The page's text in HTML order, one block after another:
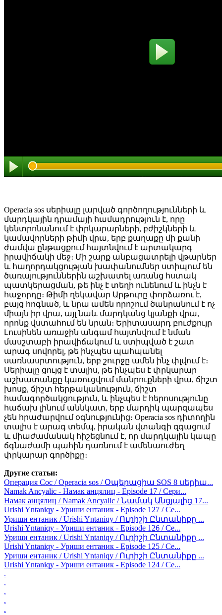
Operacia sos սերիալը լարված գործողությունների և
մարդկային դրամայի համադրություն է, որը
կենտրոնանում է փրկարարների, բժիշկների և
կամավորների թիմի վրա, երբ քաղաքը մի քանի
ժամվա ընթացքում հայտնվում է արտակարգ
իրավիճակի մեջ։ Մի շարք անբացատրելի վթարներ
և հաղորդակցության խափանումներ ստիպում են
ծառայություններին աշխատել առանց հստակ
պատկերացման, թե ինչ է տեղի ունենում և ինչն է
հաջորդը։ Թիմի ղեկավար Արթուրը փորձառու է,
բայց հոգնած, և նրա ամեն որոշում ծանրանում է ոչ
միայն իր վրա, այլ նաև մարդկանց կյանքի վրա,
որոնք վստահում են նրան։ Երիտասարդ բուժքույր
Լուսինեն առաջին անգամ հայտնվում է նման
մասշտաբի իրավիճակում և ստիպված է շատ
արագ սովորել, թե ինչպես պահպանել
սառնասրտություն, երբ շուրջը ամեն ինչ փլվում է։
Սերիալը ցույց է տալիս, թե ինչպես է փրկարար
աշխատանքը կառուցվում մանրուքների վրա, ճիշտ
խոսք, ճիշտ հերթականություն, ճիշտ
համագործակցություն, և ինչպես է հերոսությունը
հաճախ լինում աննկատ, երբ մարդիկ պարզապես
չեն հրաժարվում օգնությունից։ Operacia sos դիտողին
տալիս է արագ տեմպ, իրական վտանգի զգացում
և միաժամանակ հիշեցնում է, որ մարդկային կապը
ճգնաժամի պահին դառնում է ամենաուժեղ
փրկարար գործիքը։
Другие статьи:
Операция Сос / Operacia sos / Օպերացիա SOS 8 սերիա...
Namak Ancyalic - Намак анцялиц - Episode 17 / Сери...
Намак анцялиц / Namak Ancyalic / Նամակ Անցյալից 17...
Urishi Yntaniqy - Уриши ентаник - Episode 127 / Се...
Уриши ентаник / Urishi Yntaniqy / Ուրիշի Ընտանիքը ...
Urishi Yntaniqy - Уриши ентаник - Episode 126 / Се...
Уриши ентаник / Urishi Yntaniqy / Ուրիշի Ընտանիքը ...
Urishi Yntaniqy - Уриши ентаник - Episode 125 / Се...
Уриши ентаник / Urishi Yntaniqy / Ուրիշի Ընտանիքը ...
Urishi Yntaniqy - Уриши ентаник - Episode 124 / Се...
.
.
.
.
.